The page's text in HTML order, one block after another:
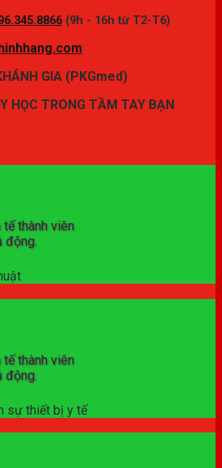
(9h - 16h từ T2-T6)
GIA (PKGmed)
HỌC TRONG TẦM TAY BẠN
thành viên
động.
thành viên
động.